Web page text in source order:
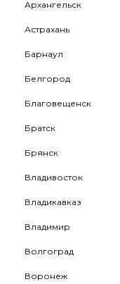
Архангельск
Астрахань
Барнаул
Белгород
Благовещенск
Братск
Брянск
Владивосток
Владикавказ
Владимир
Волгоград
Воронеж